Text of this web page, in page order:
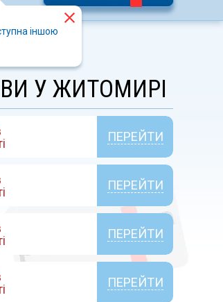
іншою
У ЖИТОМИРІ
ПЕРЕЙТИ
ПЕРЕЙТИ
ПЕРЕЙТИ
ПЕРЕЙТИ